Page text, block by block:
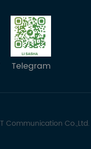
Telegram
Communication